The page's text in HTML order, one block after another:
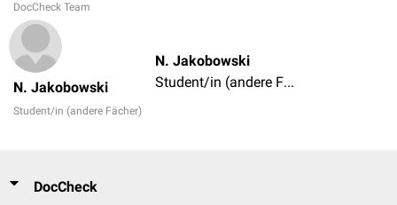
DocCheck Team
N. Jakobowski
Student/in (andere Fächer)
N. Jakobowski
Student/in (andere Fächer)
DocCheck